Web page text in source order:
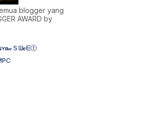
blogger yang
AWARD by
Ｓᗯ𝐞ᗴⓣ